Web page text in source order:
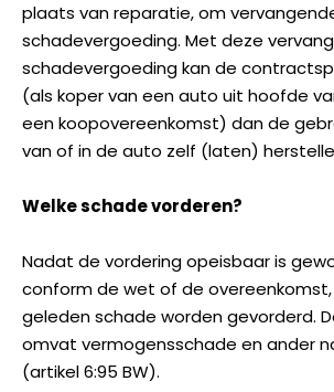
plaats van reparatie, om
schadevergoeding. Met deze
schadevergoeding kan de
(als koper van een auto uit hoofde
een koopovereenkomst) dan de
van of in de auto zelf (laten)
Welke schade vorderen?
Nadat de vordering opeisbaar is
conform de wet of de overeenkomst,
geleden schade worden gevorderd.
omvat vermogensschade en ander
(artikel 6:95 BW).